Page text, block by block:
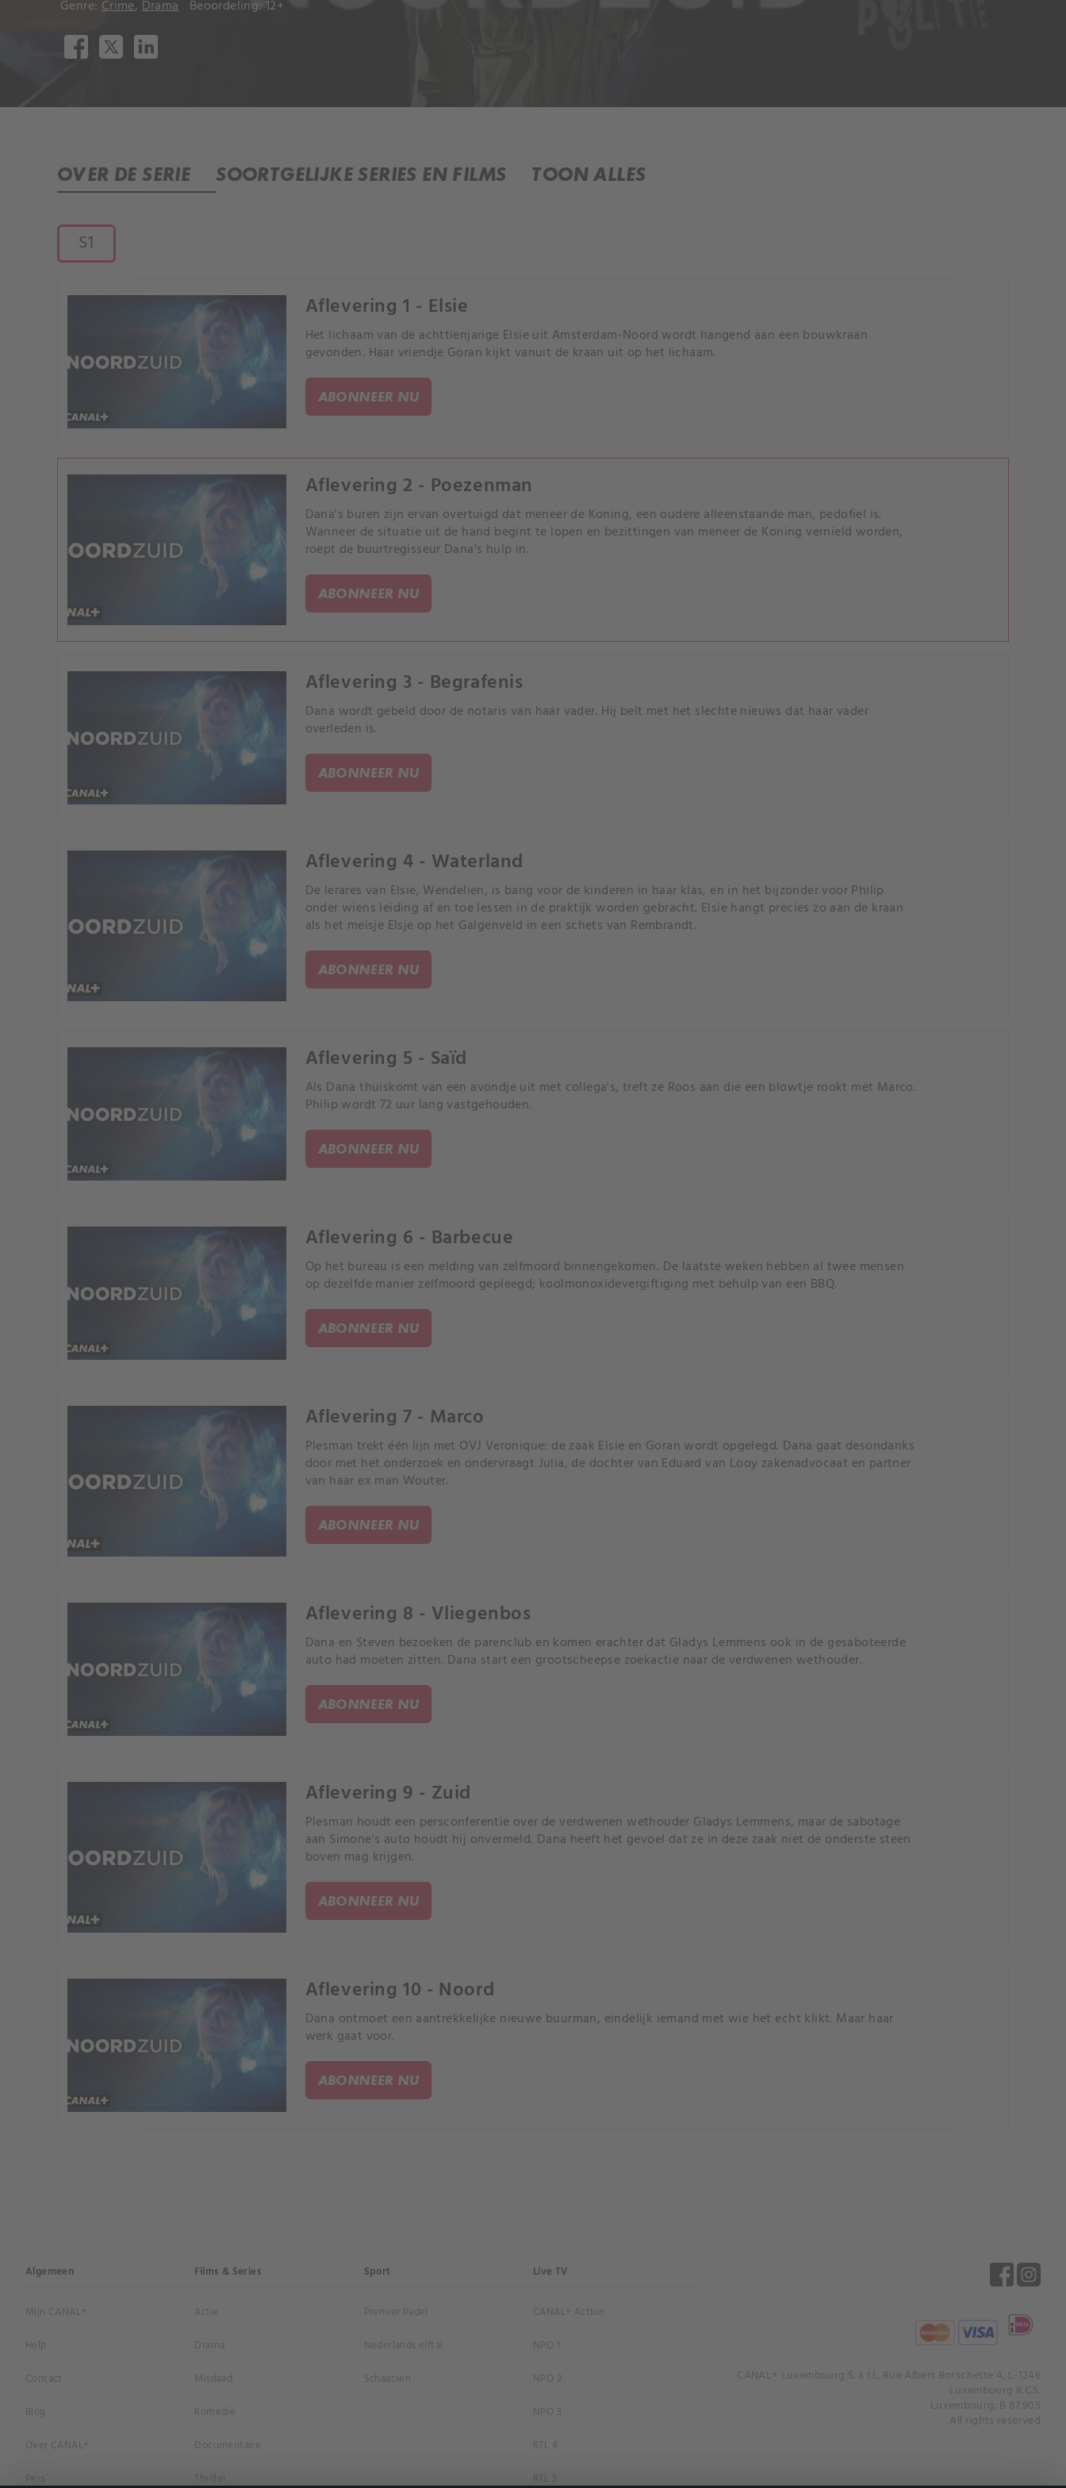
Genre: Crime, Drama Beoordeling: 12+
OVER DE SERIE SOORTGELIJKE SERIES EN FILMS TOON ALLES
S1
Aflevering 1 - Elsie
Het lichaam van de achttienjarige Elsie uit Amsterdam-Noord wordt hangend aan een bouwkraan
gevonden. Haar vriendje Goran kijkt vanuit de kraan uit op het lichaam.
ABONNEER NU
Aflevering 2 - Poezenman
Dana's buren zijn ervan overtuigd dat meneer de Koning, een oudere alleenstaande man, pedofiel is.
Wanneer de situatie uit de hand begint te lopen en bezittingen van meneer de Koning vernield worden,
roept de buurtregisseur Dana's hulp in.
ABONNEER NU
Aflevering 3 - Begrafenis
Dana wordt gebeld door de notaris van haar vader. Hij belt met het slechte nieuws dat haar vader
overleden is.
ABONNEER NU
Aflevering 4 - Waterland
De lerares van Elsie, Wendelien, is bang voor de kinderen in haar klas, en in het bijzonder voor Philip
onder wiens leiding af en toe lessen in de praktijk worden gebracht. Elsie hangt precies zo aan de kraan
als het meisje Elsje op het Galgenveld in een schets van Rembrandt.
ABONNEER NU
Aflevering 5 - Saïd
Als Dana thuiskomt van een avondje uit met collega's, treft ze Roos aan die een blowtje rookt met Marco.
Philip wordt 72 uur lang vastgehouden.
ABONNEER NU
Aflevering 6 - Barbecue
Op het bureau is een melding van zelfmoord binnengekomen. De laatste weken hebben al twee mensen
op dezelfde manier zelfmoord gepleegd; koolmonoxidevergiftiging met behulp van een BBQ.
ABONNEER NU
Aflevering 7 - Marco
Plesman trekt één lijn met OVJ Veronique: de zaak Elsie en Goran wordt opgelegd. Dana gaat desondanks
door met het onderzoek en ondervraagt Julia, de dochter van Eduard van Looy zakenadvocaat en partner
van haar ex man Wouter.
ABONNEER NU
Aflevering 8 - Vliegenbos
Dana en Steven bezoeken de parenclub en komen erachter dat Gladys Lemmens ook in de gesaboteerde
auto had moeten zitten. Dana start een grootscheepse zoekactie naar de verdwenen wethouder.
ABONNEER NU
Aflevering 9 - Zuid
Plesman houdt een persconferentie over de verdwenen wethouder Gladys Lemmens, maar de sabotage
aan Simone's auto houdt hij onvermeld. Dana heeft het gevoel dat ze in deze zaak niet de onderste steen
boven mag krijgen.
ABONNEER NU
Aflevering 10 - Noord
Dana ontmoet een aantrekkelijke nieuwe buurman, eindelijk iemand met wie het echt klikt. Maar haar
werk gaat voor.
ABONNEER NU
Algemeen
Mijn CANAL+
Help
Contact
Blog
Over CANAL+
Pers
Films & Series
Actie
Drama
Misdaad
Komedie
Documentaire
Thriller
Sport
Premier Padel
Nederlands elftal
Schaatsen
Live TV
CANAL+ Action
NPO 1
NPO 2
NPO 3
RTL 4
RTL 5
CANAL+ Luxembourg S. à r.l., Rue Albert Borschette 4, L-1246
Luxembourg R.C.S.
Luxembourg: B 87.905
All rights reserved